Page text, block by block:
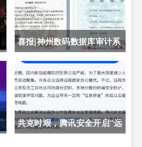
喜报|神州数码数据库审计系
统获公安部销售许可证
共克时艰，腾讯安全开启“远